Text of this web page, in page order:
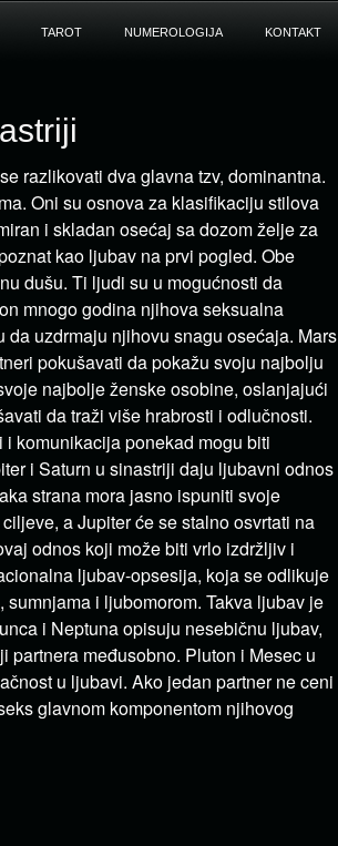
TAROT NUMEROLOGIJA KONTAKT
razlikovati dva glavna tzv, dominantna.
Oni su osnova za klasifikaciju stilova
i skladan osećaj sa dozom želje za
kao ljubav na prvi pogled. Obe
dušu. Ti ljudi su u mogućnosti da
mnogo godina njihova seksualna
uzdrmaju njihovu snagu osećaja. Mars
pokušavati da pokažu svoju najbolju
najbolje ženske osobine, oslanjajući
da traži više hrabrosti i odlučnosti.
komunikacija ponekad mogu biti
i Saturn u sinastriji daju ljubavni odnos
strana mora jasno ispuniti svoje
a Jupiter će se stalno osvrtati na
odnos koji može biti vrlo izdržljiv i
ljubav-opsesija, koja se odlikuje
i ljubomorom. Takva ljubav je
i Neptuna opisuju nesebičnu ljubav,
međusobno. Pluton i Mesec u
u ljubavi. Ako jedan partner ne ceni
glavnom komponentom njihovog